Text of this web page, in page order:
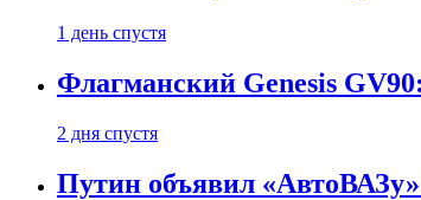
1 день спустя
Флагманский Genesis
2 дня спустя
Путин объявил «АвтоВАЗу»